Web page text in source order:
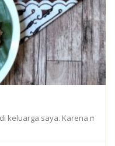
keluarga saya. Karena